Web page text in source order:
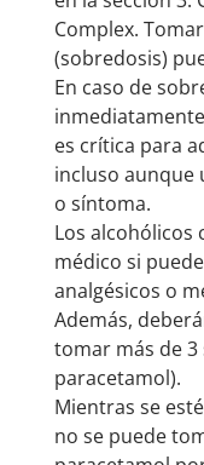
Complex.
(sobredosis)
En caso de
es crítica para
incluso aunque
o síntoma.
Los alcohólicos
médico si
analgésicos o
Además,
tomar más de 3
paracetamol).
Mientras se
no se puede